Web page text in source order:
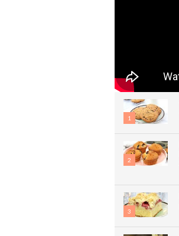
1
2
3